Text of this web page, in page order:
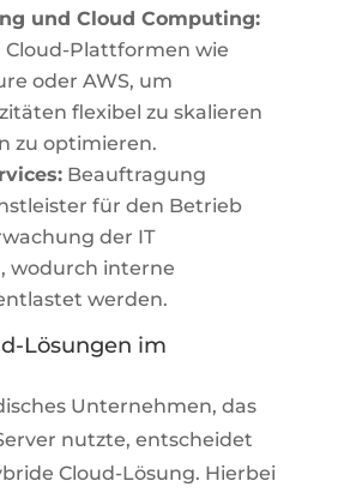
und Cloud Computing:
Cloud-Plattformen wie
oder AWS, um
flexibel zu skalieren
zu optimieren.
Beauftragung
für den Betrieb
der IT
wodurch interne
werden.
Lösungen im
Unternehmen, das
nutzte, entscheidet
Cloud-Lösung. Hierbei